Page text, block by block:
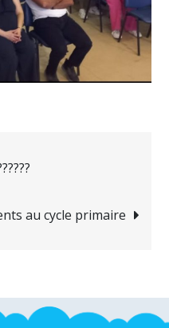
au cycle primaire